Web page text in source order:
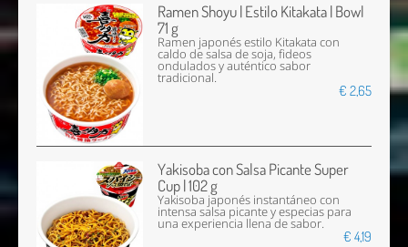
Ramen Shoyu | Estilo Kitakata | Bowl
71 g
Ramen japonés estilo Kitakata con
caldo de salsa de soja, fideos
ondulados y auténtico sabor
tradicional.
€ 2,65
Yakisoba con Salsa Picante Super
Cup | 102 g
Yakisoba japonés instantáneo con
intensa salsa picante y especias para
una experiencia llena de sabor.
€ 4,19